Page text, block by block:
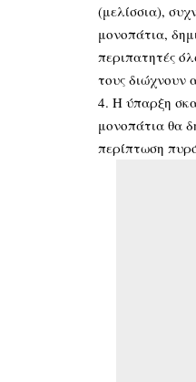
(μελίσσια),
μονοπάτια,
περιπατητές
τους διώχνουν
4. Η ύπαρξη
μονοπάτια θα
περίπτωση